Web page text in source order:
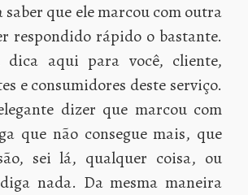
saber que ele marcou com outra
respondido rápido o bastante.
aqui para você, cliente,
e consumidores deste serviço.
dizer que marcou com
que não consegue mais, que
sei lá, qualquer coisa, ou
nada. Da mesma maneira